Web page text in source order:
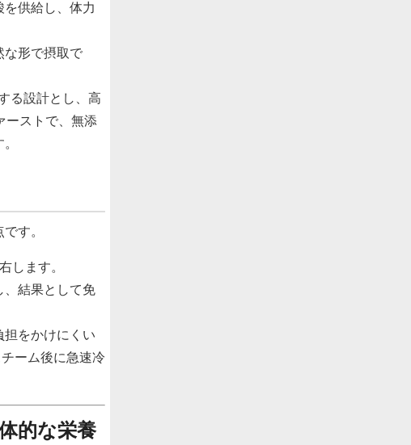
を供給し、体力
な形で摂取で
る設計とし、高
ーストで、無添
す。
します。
、結果として免
をかけにくい
ーム後に急速冷
的な栄養